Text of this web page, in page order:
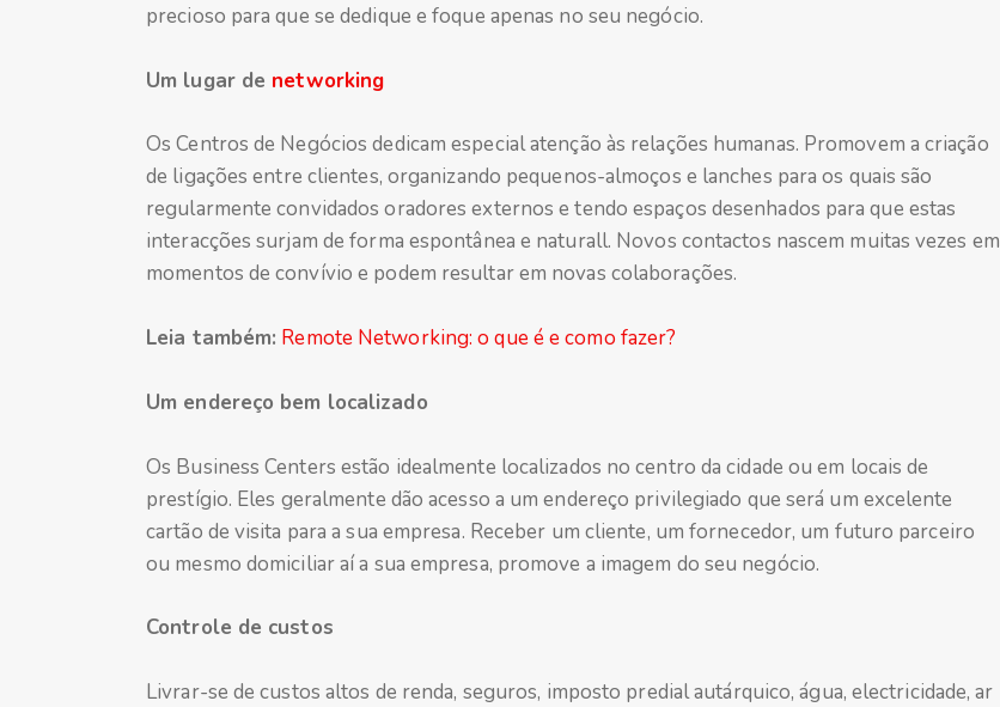
precioso para que se dedique e foque apenas no seu negócio.
Um lugar de networking
Os Centros de Negócios dedicam especial atenção às relações humanas. Promovem a criação
de ligações entre clientes, organizando pequenos-almoços e lanches para os quais são
regularmente convidados oradores externos e tendo espaços desenhados para que estas
interacções surjam de forma espontânea e naturall. Novos contactos nascem muitas vezes em
momentos de convívio e podem resultar em novas colaborações.
Leia também: Remote Networking: o que é e como fazer?
Um endereço bem localizado
Os Business Centers estão idealmente localizados no centro da cidade ou em locais de
prestígio. Eles geralmente dão acesso a um endereço privilegiado que será um excelente
cartão de visita para a sua empresa. Receber um cliente, um fornecedor, um futuro parceiro
ou mesmo domiciliar aí a sua empresa, promove a imagem do seu negócio.
Controle de custos
Livrar-se de custos altos de renda, seguros, imposto predial autárquico, água, electricidade, ar